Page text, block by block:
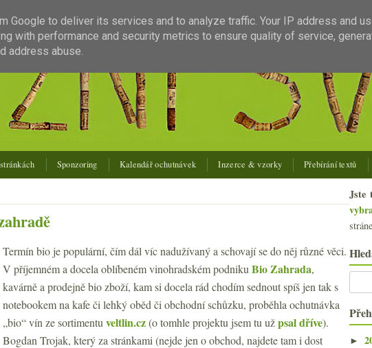
Sponzoring Kalendář ochutnávek Inzerce & vzorky Přebírání textů
Termín bio je populární, čím dál víc nadužívaný a schovají se do něj různé věci.
V příjemném a docela oblíbeném vinohradském podniku Bio Zahrada,
kavárně a prodejně bio zboží, kam si docela rád chodím sednout spíš jen tak s
notebookem na kafe či lehký oběd či obchodní schůzku, proběhla ochutnávka
„bio“ vín ze sortimentu veltlin.cz(o tomhle projektu jsem tu užpsal dříve).
Bogdan Trojak, který za stránkami (nejde jen o obchod, najdete tam i dost
Jste
►
Google to deliver its services and to analyze traffic. Your IP address and
with performance and security metrics to ensure quality of service,
address abuse.